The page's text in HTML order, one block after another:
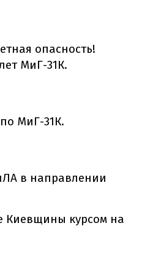
опасность!
МиГ-31К.
МиГ-31К.
в направлении
Киевщины курсом на